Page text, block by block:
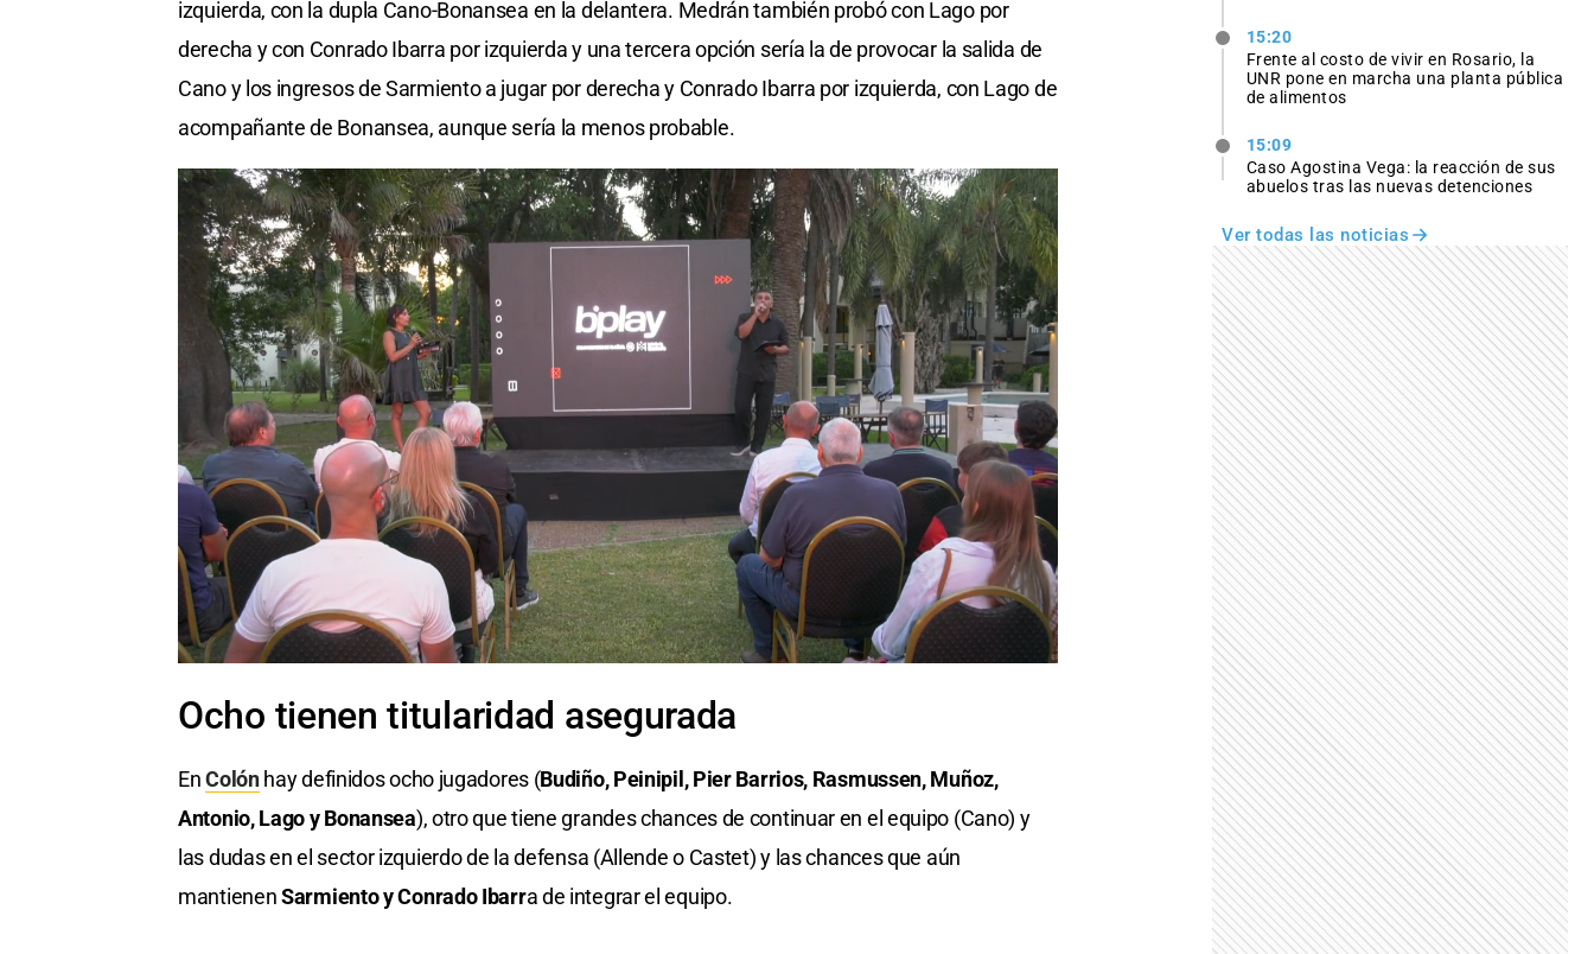
izquierda, con la dupla Cano-Bonansea en la delantera. Medrán también probó con Lago por
derecha y con Conrado Ibarra por izquierda y una tercera opción sería la de provocar la salida de
Cano y los ingresos de Sarmiento a jugar por derecha y Conrado Ibarra por izquierda, con Lago de
acompañante de Bonansea, aunque sería la menos probable.
Ocho tienen titularidad asegurada
EnColónhay definidos ocho jugadores (Budiño, Peinipil, Pier Barrios, Rasmussen, Muñoz,
Antonio, Lago y Bonansea), otro que tiene grandes chances de continuar en el equipo (Cano) y
las dudas en el sector izquierdo de la defensa (Allende o Castet) y las chances que aún
mantienenSarmiento y Conrado Ibarra de integrar el equipo.
15:20
Frente al costo de vivir en Rosario, la
UNR pone en marcha una planta pública
de alimentos
15:09
Caso Agostina Vega: la reacción de sus
abuelos tras las nuevas detenciones
Ver todas las noticias